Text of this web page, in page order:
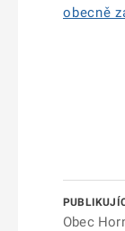
obecně
Obec